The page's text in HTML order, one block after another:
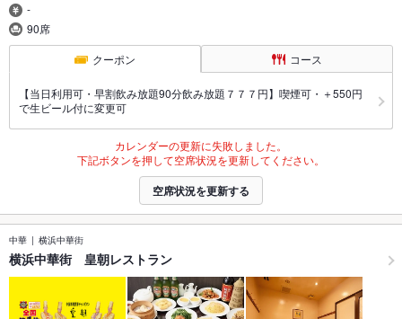
-
90席
クーポン コース
【当日利用可・早割飲み放題90分飲み放題７７７円】喫煙可・＋550円
で生ビール付に変更可
カレンダーの更新に失敗しました。
下記ボタンを押して空席状況を更新してください。
空席状況を更新する
中華 横浜中華街
横浜中華街 皇朝レストラン